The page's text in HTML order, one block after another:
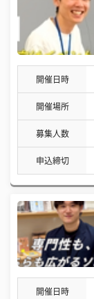
開催日時
開催場所
募集人数
申込締切
開催日時